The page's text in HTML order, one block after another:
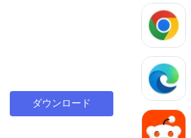
ダウンロード